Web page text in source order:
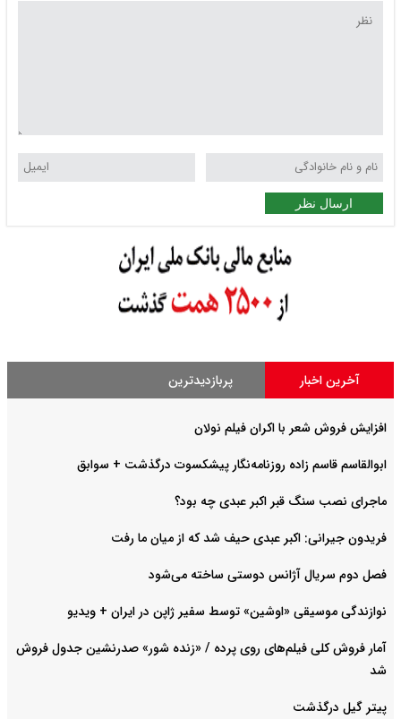
ارسال نظر
آخرین اخبار پربازدیدترین
افزایش فروش شعر با اکران فیلم نولان
ابوالقاسم قاسم زاده روزنامه‌نگار پیشکسوت درگذشت + سوابق
ماجرای نصب سنگ قبر اکبر عبدی چه بود؟
فریدون جیرانی: اکبر عبدی حیف شد که از میان ما رفت
فصل دوم سریال آژانس دوستی ساخته می‌شود
نوازندگی موسیقی «اوشین» توسط سفیر ژاپن در ایران + ویدیو
آمار فروش کلی فیلم‌های روی پرده / «زنده شور» صدرنشین جدول فروش
شد
پیتر گیل درگذشت